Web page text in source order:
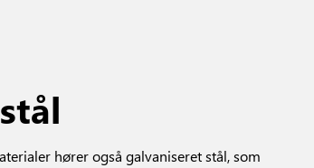
hører også galvaniseret stål, som